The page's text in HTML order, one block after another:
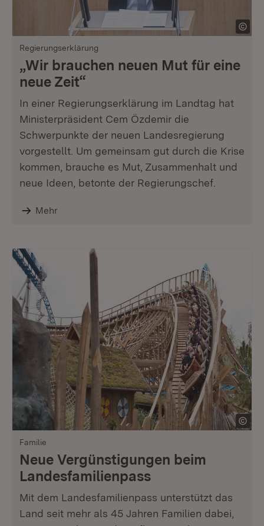
Regierungserklärung
„Wir brauchen neuen Mut für eine
neue Zeit“
In einer Regierungserklärung im Landtag hat
Ministerpräsident Cem Özdemir die
Schwerpunkte der neuen Landesregierung
vorgestellt. Um gemeinsam gut durch die Krise
kommen, brauche es Mut, Zusammenhalt und
neue Ideen, betonte der Regierungschef.
Mehr
Familie
Neue Vergünstigungen beim
Landesfamilienpass
Mit dem Landesfamilienpass unterstützt das
Land seit mehr als 45 Jahren Familien dabei,